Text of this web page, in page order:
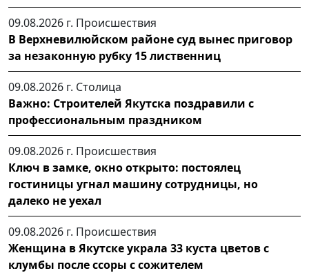
09.08.2026 г. Происшествия
В Верхневилюйском районе суд вынес приговор
за незаконную рубку 15 лиственниц
09.08.2026 г. Столица
Важно: Строителей Якутска поздравили с
профессиональным праздником
09.08.2026 г. Происшествия
Ключ в замке, окно открыто: постоялец
гостиницы угнал машину сотрудницы, но
далеко не уехал
09.08.2026 г. Происшествия
Женщина в Якутске украла 33 куста цветов с
клумбы после ссоры с сожителем